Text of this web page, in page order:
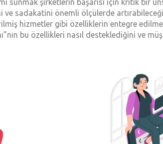
sunmak şirketlerin başarısı için kritik bir
sadakatini önemli ölçülerde
hizmetler gibi özelliklerin entegre
bu özellikleri nasıl desteklediğini ve